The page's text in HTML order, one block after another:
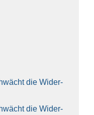
die Wider­
die Wider­